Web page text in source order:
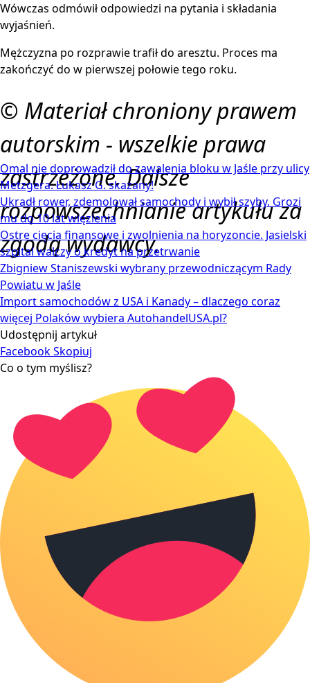
Wówczas odmówił odpowiedzi na pytania i składania
wyjaśnień.
Mężczyzna po rozprawie trafił do aresztu. Proces ma
zakończyć do w pierwszej połowie tego roku.
© Materiał chroniony prawem
autorskim - wszelkie prawa
zastrzeżone. Dalsze
rozpowszechnianie artykułu za
zgodą wydawcy.
Omal nie doprowadził do zawalenia bloku w Jaśle przy ulicy
Metzgera. Łukasz G. skazany!
Ukradł rower, zdemolował samochody i wybił szyby. Grozi
mu do 10 lat więzienia
Ostre cięcia finansowe i zwolnienia na horyzoncie. Jasielski
szpital walczy o kredyt na przetrwanie
Zbigniew Staniszewski wybrany przewodniczącym Rady
Powiatu w Jaśle
Import samochodów z USA i Kanady – dlaczego coraz
więcej Polaków wybiera AutohandelUSA.pl?
Udostępnij artykuł
FacebookSkopiuj
Co o tym myślisz?